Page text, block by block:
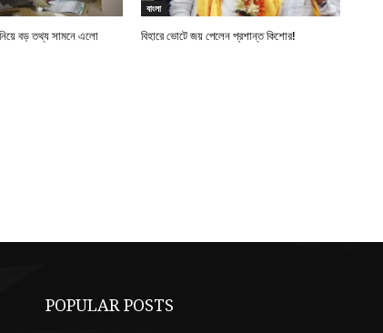
নিয়ে বড় তথ্য সামনে এলো
বাংলা
বিহারে ভোটে জয় পেলেন প্রশান্ত কিশোর!
POPULAR POSTS